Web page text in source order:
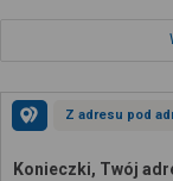
Z adresu pod
Konieczki, Twój